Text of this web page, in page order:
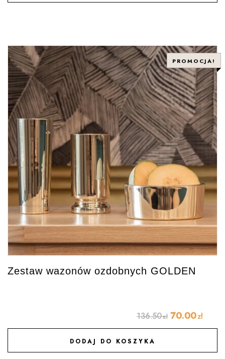
PROMOCJA!
Zestaw wazonów ozdobnych GOLDEN
136.50zł 70.00zł
DODAJ DO KOSZYKA
DODAJ DO ULUBIONYCH